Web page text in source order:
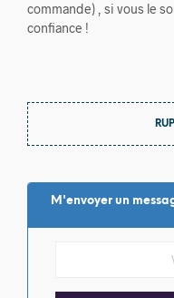
commande) , si vous le
confiance !
M'envoyer un